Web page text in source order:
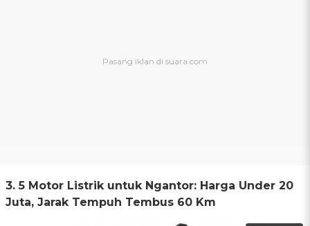
3. 5 Motor Listrik untuk Ngantor: Harga Under 20
Juta, Jarak Tempuh Tembus 60 Km